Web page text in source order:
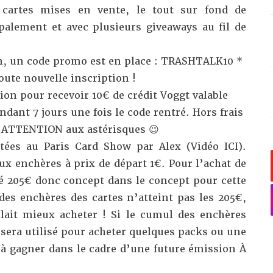
cartes mises en vente, le tout sur fond de
et avec plusieurs giveaways au fil de
un code promo est en place : TRASHTALK10 *
nouvelle inscription !
pour recevoir 10€ de crédit Voggt valable
7 jours une fois le code rentré. Hors frais
aux astérisques 😉
au Paris Card Show par Alex (Vidéo ICI).
enchères à prix de départ 1€. Pour l’achat de
205€ donc concept dans le concept pour cette
enchères des cartes n’atteint pas les 205€,
mieux acheter ! Si le cumul des enchères
utilisé pour acheter quelques packs ou une
gagner dans le cadre d’une future émission À